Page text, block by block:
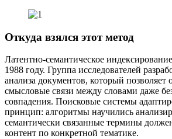
Откуда взялся этот метод
Латентно-семантическое
1988 году. Группа исследователей
анализа документов, который позволяет
смысловые связи между словами даже
совпадения. Поисковые системы
принцип: алгоритмы научились
семантически связанные термины
контент по конкретной тематике.